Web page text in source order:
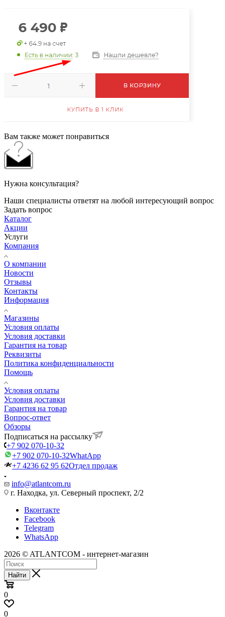
Вам также может понравиться
Нужна консультация?
Наши специалисты ответят на любой интересующий вопрос
Задать вопрос
Каталог
Акции
Услуги
Компания
О компании
Новости
Отзывы
Контакты
Информация
Магазины
Условия оплаты
Условия доставки
Гарантия на товар
Реквизиты
Политика конфиденциальности
Помощь
Условия оплаты
Условия доставки
Гарантия на товар
Вопрос-ответ
Обзоры
Подписаться на рассылку
+7 902 070-10-32
+7 902 070-10-32WhatApp
+7 4236 62 95 62Отдел продаж
info@atlantcom.ru
г. Находка, ул. Северный проспект, 2/2
Вконтакте
Facebook
Telegram
WhatsApp
2026 © ATLANTCOM - интернет-магазин
Найти
0
0